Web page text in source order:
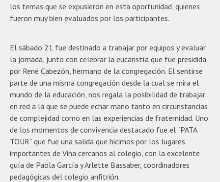
los temas que se expusieron en esta oportunidad, quienes
fueron muy bien evaluados por los participantes.
El sábado 21 fue destinado a trabajar por equipos y evaluar
la jornada, junto con celebrar la eucaristía que fue presidida
por René Cabezón, hermano de la congregación. El sentirse
parte de una misma congregación desde la cual se mira el
mundo de la educación, nos regala la posibilidad de trabajar
en red a la que se puede echar mano tanto en circunstancias
de complejidad como en las experiencias de fraternidad. Uno
de los momentos de convivencia destacado fue el “PATA
TOUR” que fue una salida que hicimos por los lugares
importantes de Viña cercanos al colegio, con la excelente
guía de Paola García y Arlette Bassaber, coordinadores
pedagógicas del colegio anfitrión.